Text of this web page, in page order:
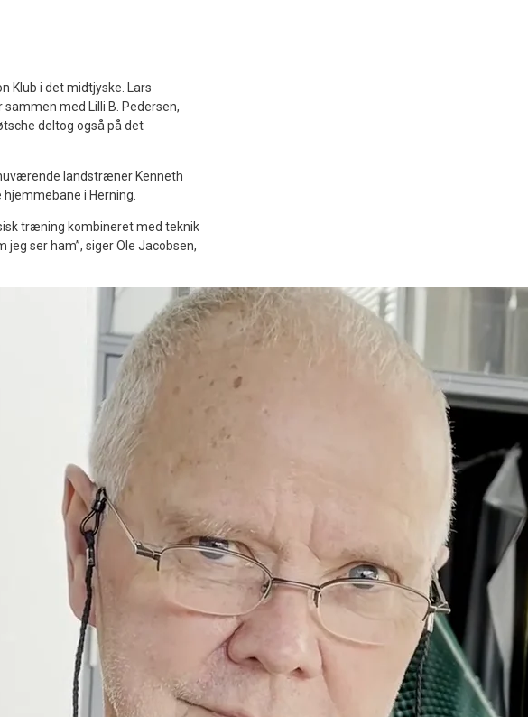
Klub i det midtjyske. Lars
med Lilli B. Pedersen,
deltog også på det
landstræner Kenneth
i Herning.
træning kombineret med teknik
jeg ser ham”, siger Ole Jacobsen,